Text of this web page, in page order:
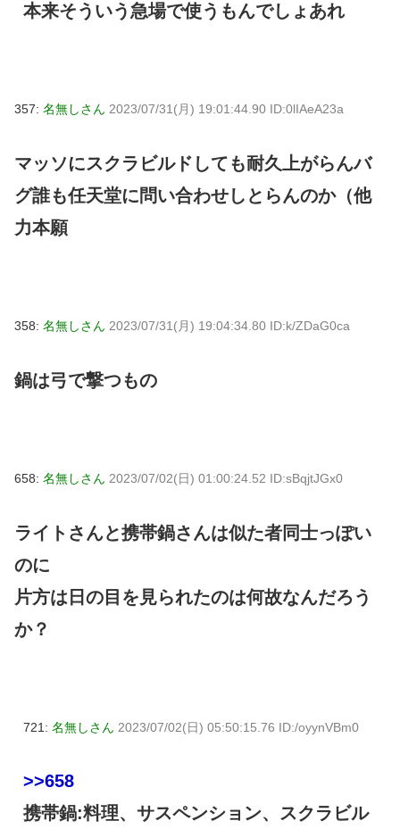
本来そういう急場で使うもんでしょあれ
357: 名無しさん 2023/07/31(月) 19:01:44.90 ID:0lIAeA23a
マッソにスクラビルドしても耐久上がらんバ
グ誰も任天堂に問い合わせしとらんのか（他
力本願
358: 名無しさん 2023/07/31(月) 19:04:34.80 ID:k/ZDaG0ca
鍋は弓で撃つもの
658: 名無しさん 2023/07/02(日) 01:00:24.52 ID:sBqjtJGx0
ライトさんと携帯鍋さんは似た者同士っぽい
のに
片方は日の目を見られたのは何故なんだろう
か？
721: 名無しさん 2023/07/02(日) 05:50:15.76 ID:/oyynVBm0
>>658
携帯鍋:料理、サスペンション、スクラビル